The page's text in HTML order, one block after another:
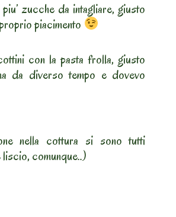
zucche da intagliare, giusto
piacimento
con la pasta frolla, giusto
da diverso tempo e dovevo
nella cottura si sono tutti
comunque..)